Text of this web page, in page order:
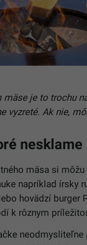
mäse je to trochu
vyzreté. Ak nie,
nesklame
mäsa si
napríklad írsky
hovädzí burger
k rôznym